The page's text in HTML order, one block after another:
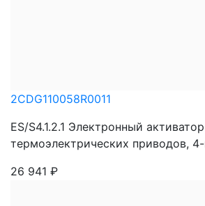
2CDG110058R0011
ES/S4.1.2.1 Электронный активатор
термоэлектрических приводов, 4-
26 941 ₽